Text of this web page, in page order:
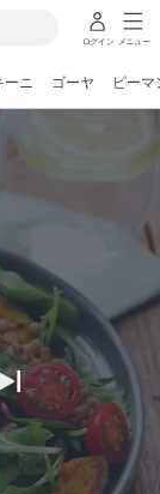
ログイン メニュー
ーニ ゴーヤ ピーマ